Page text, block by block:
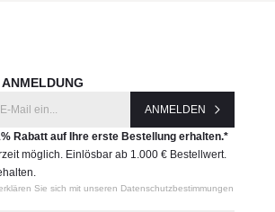
ANMELDEN
Rabatt auf Ihre erste Bestellung erhalten.*
möglich. Einlösbar ab 1.000 € Bestellwert.
Sie sich mit unseren Datenschutzbestimmungen